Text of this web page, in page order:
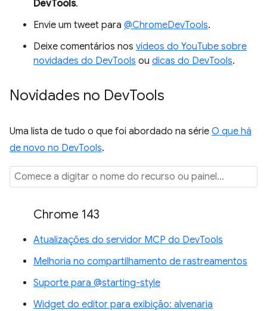
DevTools.
Envie um tweet para @ChromeDevTools.
Deixe comentários nos vídeos do YouTube sobre
novidades do DevTools ou dicas do DevTools.
Novidades no DevTools
Uma lista de tudo o que foi abordado na série O que há
de novo no DevTools.
Chrome 143
Atualizações do servidor MCP do DevTools
Melhoria no compartilhamento de rastreamentos
Suporte para @starting-style
Widget do editor para exibição: alvenaria